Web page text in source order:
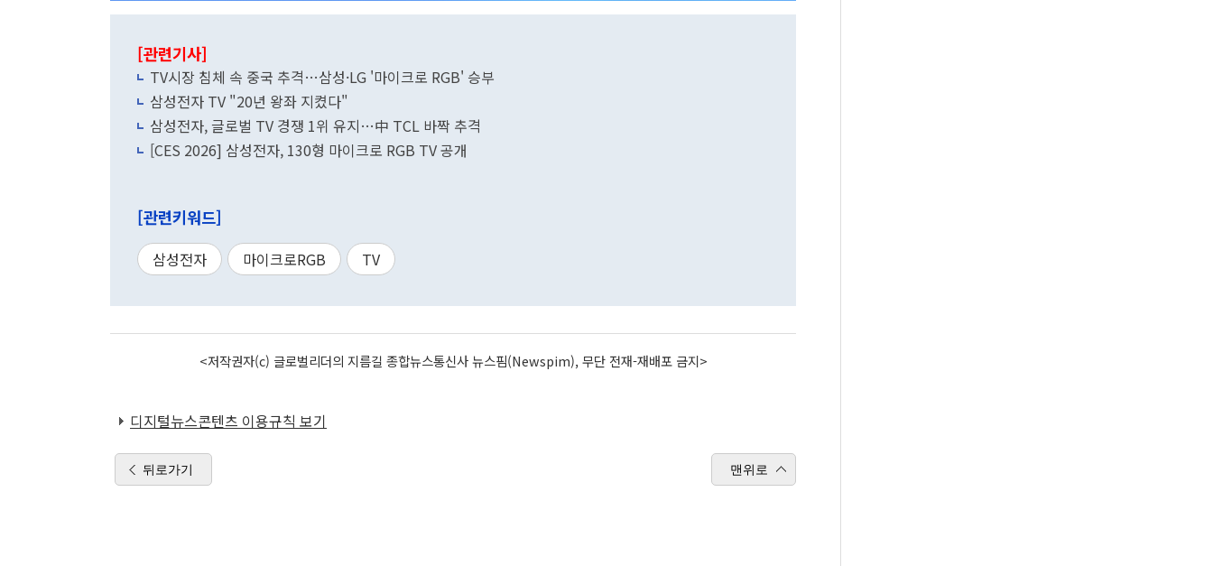
[관련기사]
TV시장 침체 속 중국 추격…삼성·LG '마이크로 RGB' 승부
삼성전자 TV "20년 왕좌 지켰다"
삼성전자, 글로벌 TV 경쟁 1위 유지…中 TCL 바짝 추격
[CES 2026] 삼성전자, 130형 마이크로 RGB TV 공개
[관련키워드]
삼성전자 마이크로RGB TV
<저작권자(c) 글로벌리더의 지름길 종합뉴스통신사 뉴스핌(Newspim), 무단 전재-재배포 금지>
디지털뉴스콘텐츠 이용규칙 보기
뒤로가기 맨위로